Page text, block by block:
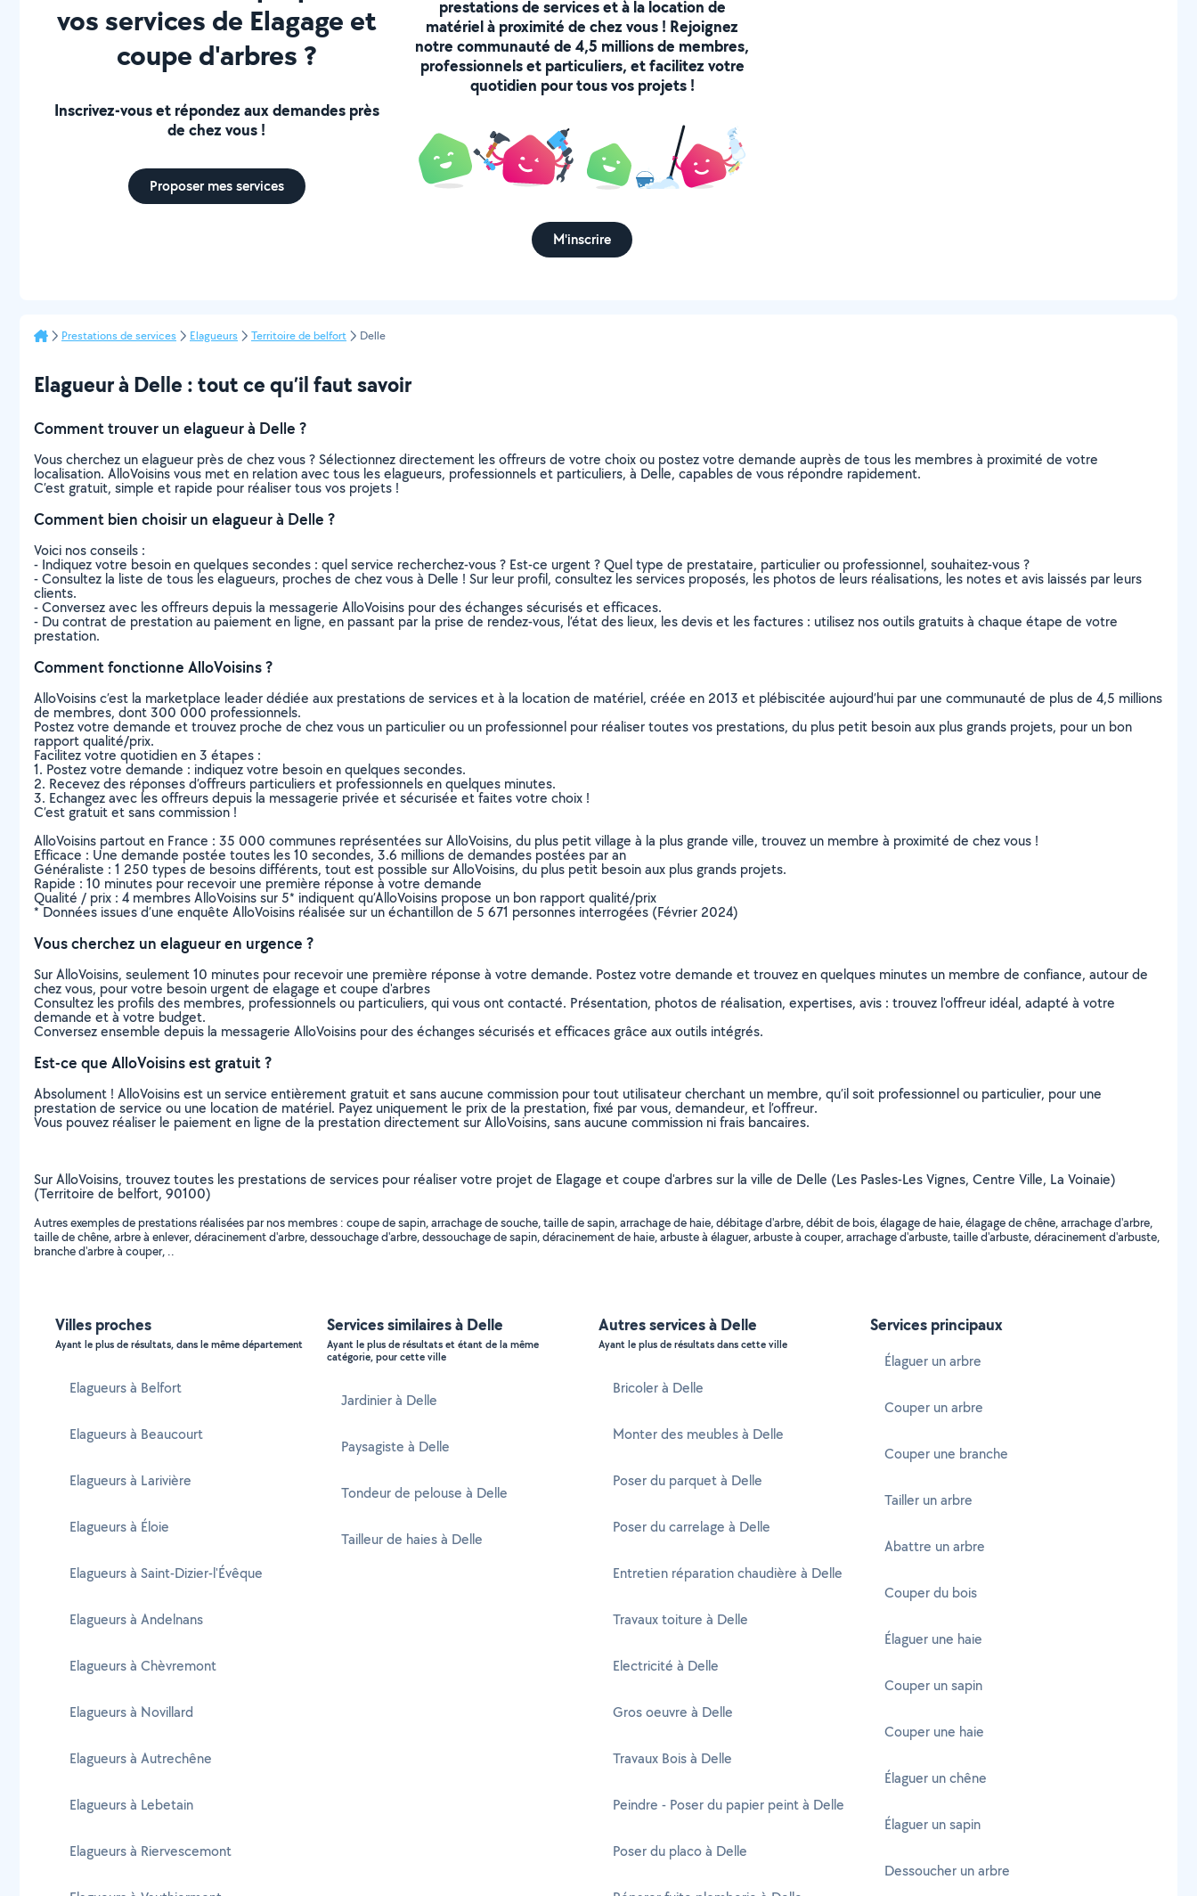
vos services de Elagage et
coupe d'arbres ?
Inscrivez-vous et répondez aux demandes près
de chez vous !
Proposer mes services
prestations de services et à la location de
matériel à proximité de chez vous ! Rejoignez
notre communauté de 4,5 millions de membres,
professionnels et particuliers, et facilitez votre
quotidien pour tous vos projets !
M'inscrire
Prestations de services Elagueurs Territoire de belfort Delle
Elagueur à Delle : tout ce qu’il faut savoir
Comment trouver un elagueur à Delle ?
Vous cherchez un elagueur près de chez vous ? Sélectionnez directement les offreurs de votre choix ou postez votre demande auprès de tous les membres à proximité de votre
localisation. AlloVoisins vous met en relation avec tous les elagueurs, professionnels et particuliers, à Delle, capables de vous répondre rapidement.
C’est gratuit, simple et rapide pour réaliser tous vos projets !
Comment bien choisir un elagueur à Delle ?
Voici nos conseils :
- Indiquez votre besoin en quelques secondes : quel service recherchez-vous ? Est-ce urgent ? Quel type de prestataire, particulier ou professionnel, souhaitez-vous ?
- Consultez la liste de tous les elagueurs, proches de chez vous à Delle ! Sur leur profil, consultez les services proposés, les photos de leurs réalisations, les notes et avis laissés par leurs
clients.
- Conversez avec les offreurs depuis la messagerie AlloVoisins pour des échanges sécurisés et efficaces.
- Du contrat de prestation au paiement en ligne, en passant par la prise de rendez-vous, l’état des lieux, les devis et les factures : utilisez nos outils gratuits à chaque étape de votre
prestation.
Comment fonctionne AlloVoisins ?
AlloVoisins c’est la marketplace leader dédiée aux prestations de services et à la location de matériel, créée en 2013 et plébiscitée aujourd’hui par une communauté de plus de 4,5 millions
de membres, dont 300 000 professionnels.
Postez votre demande et trouvez proche de chez vous un particulier ou un professionnel pour réaliser toutes vos prestations, du plus petit besoin aux plus grands projets, pour un bon
rapport qualité/prix.
Facilitez votre quotidien en 3 étapes :
1. Postez votre demande : indiquez votre besoin en quelques secondes.
2. Recevez des réponses d’offreurs particuliers et professionnels en quelques minutes.
3. Echangez avec les offreurs depuis la messagerie privée et sécurisée et faites votre choix !
C’est gratuit et sans commission !
AlloVoisins partout en France : 35 000 communes représentées sur AlloVoisins, du plus petit village à la plus grande ville, trouvez un membre à proximité de chez vous !
Efficace : Une demande postée toutes les 10 secondes, 3.6 millions de demandes postées par an
Généraliste : 1 250 types de besoins différents, tout est possible sur AlloVoisins, du plus petit besoin aux plus grands projets.
Rapide : 10 minutes pour recevoir une première réponse à votre demande
Qualité / prix : 4 membres AlloVoisins sur 5* indiquent qu’AlloVoisins propose un bon rapport qualité/prix
* Données issues d’une enquête AlloVoisins réalisée sur un échantillon de 5 671 personnes interrogées (Février 2024)
Vous cherchez un elagueur en urgence ?
Sur AlloVoisins, seulement 10 minutes pour recevoir une première réponse à votre demande. Postez votre demande et trouvez en quelques minutes un membre de confiance, autour de
chez vous, pour votre besoin urgent de elagage et coupe d'arbres
Consultez les profils des membres, professionnels ou particuliers, qui vous ont contacté. Présentation, photos de réalisation, expertises, avis : trouvez l'offreur idéal, adapté à votre
demande et à votre budget.
Conversez ensemble depuis la messagerie AlloVoisins pour des échanges sécurisés et efficaces grâce aux outils intégrés.
Est-ce que AlloVoisins est gratuit ?
Absolument ! AlloVoisins est un service entièrement gratuit et sans aucune commission pour tout utilisateur cherchant un membre, qu’il soit professionnel ou particulier, pour une
prestation de service ou une location de matériel. Payez uniquement le prix de la prestation, fixé par vous, demandeur, et l’offreur.
Vous pouvez réaliser le paiement en ligne de la prestation directement sur AlloVoisins, sans aucune commission ni frais bancaires.
Sur AlloVoisins, trouvez toutes les prestations de services pour réaliser votre projet de Elagage et coupe d'arbres sur la ville de Delle (Les Pasles-Les Vignes, Centre Ville, La Voinaie)
(Territoire de belfort, 90100)
Autres exemples de prestations réalisées par nos membres : coupe de sapin, arrachage de souche, taille de sapin, arrachage de haie, débitage d'arbre, débit de bois, élagage de haie, élagage de chêne, arrachage d'arbre,
taille de chêne, arbre à enlever, déracinement d'arbre, dessouchage d'arbre, dessouchage de sapin, déracinement de haie, arbuste à élaguer, arbuste à couper, arrachage d'arbuste, taille d'arbuste, déracinement d'arbuste,
branche d'arbre à couper, ..
Villes proches
Ayant le plus de résultats, dans le même département
Elagueurs à Belfort
Elagueurs à Beaucourt
Elagueurs à Larivière
Elagueurs à Éloie
Elagueurs à Saint-Dizier-l'Évêque
Elagueurs à Andelnans
Elagueurs à Chèvremont
Elagueurs à Novillard
Elagueurs à Autrechêne
Elagueurs à Lebetain
Elagueurs à Riervescemont
Services similaires à Delle
Ayant le plus de résultats et étant de la même
catégorie, pour cette ville
Jardinier à Delle
Paysagiste à Delle
Tondeur de pelouse à Delle
Tailleur de haies à Delle
Autres services à Delle
Ayant le plus de résultats dans cette ville
Bricoler à Delle
Monter des meubles à Delle
Poser du parquet à Delle
Poser du carrelage à Delle
Entretien réparation chaudière à Delle
Travaux toiture à Delle
Electricité à Delle
Gros oeuvre à Delle
Travaux Bois à Delle
Peindre - Poser du papier peint à Delle
Poser du placo à Delle
Services principaux
Élaguer un arbre
Couper un arbre
Couper une branche
Tailler un arbre
Abattre un arbre
Couper du bois
Élaguer une haie
Couper un sapin
Couper une haie
Élaguer un chêne
Élaguer un sapin
Dessoucher un arbre